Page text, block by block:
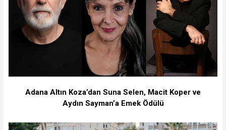
Adana Altın Koza’dan Suna Selen, Macit Koper ve
Aydın Sayman’a Emek Ödülü